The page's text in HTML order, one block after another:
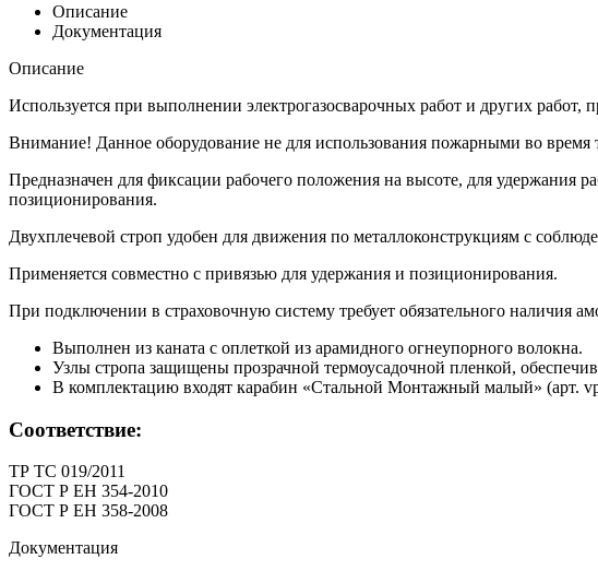
Описание
Документация
Описание
Используется при выполнении электрогазосварочных работ и других работ,
Внимание! Данное оборудование не для использования пожарными во
Предназначен для фиксации рабочего положения на высоте, для удержания
позиционирования.
Двухплечевой строп удобен для движения по металлоконструкциям с
Применяется совместно с привязью для удержания и позиционирования.
При подключении в страховочную систему требует обязательного наличия
Выполнен из каната с оплеткой из арамидного огнеупорного волокна.
Узлы стропа защищены прозрачной термоусадочной пленкой,
В комплектацию входят карабин «Стальной Монтажный малый» (арт.
Соответствие:
ТР ТС 019/2011
ГОСТ Р ЕН 354-2010
ГОСТ Р ЕН 358-2008
Документация